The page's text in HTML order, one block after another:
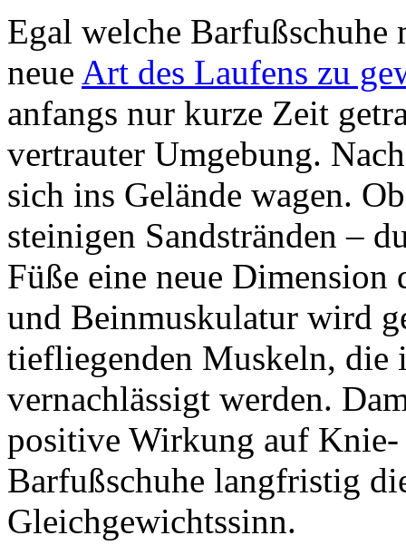
Egal welche Barfußschuhe
neue Art des Laufens zu
anfangs nur kurze Zeit
vertrauter Umgebung.
sich ins Gelände wagen.
steinigen Sandstränden –
Füße eine neue Dimension
und Beinmuskulatur wird
tiefliegenden Muskeln, die
vernachlässigt werden.
positive Wirkung auf
Barfußschuhe langfristig
Gleichgewichtssinn.